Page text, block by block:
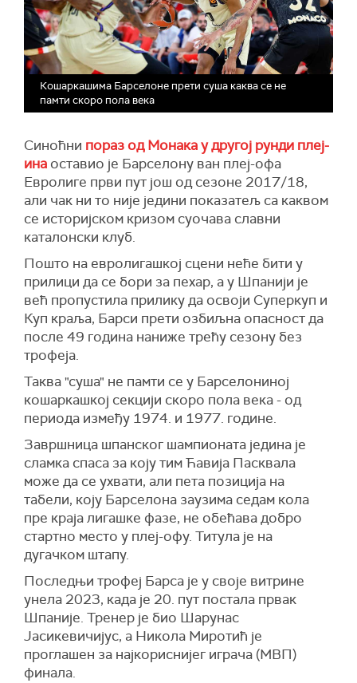
Кошаркашима Барселоне прети суша каква се не
памти скоро пола века
Синоћни пораз од Монака у другој рунди плеј-
ина оставио је Барселону ван плеј-офа
Евролиге први пут још од сезоне 2017/18,
али чак ни то није једини показатељ са каквом
се историјском кризом суочава славни
каталонски клуб.
Пошто на евролигашкој сцени неће бити у
прилици да се бори за пехар, а у Шпанији је
већ пропустила прилику да освоји Суперкуп и
Куп краља, Барси прети озбиљна опасност да
после 49 година наниже трећу сезону без
трофеја.
Таква "суша" не памти се у Барселониној
кошаркашкој секцији скоро пола века - од
периода између 1974. и 1977. године.
Завршница шпанског шампионата једина је
сламка спаса за коју тим Ћавија Пасквала
може да се ухвати, али пета позиција на
табели, коју Барселона заузима седам кола
пре краја лигашке фазе, не обећава добро
стартно место у плеј-офу. Титула је на
дугачком штапу.
Последњи трофеј Барса је у своје витрине
унела 2023, када је 20. пут постала првак
Шпаније. Тренер је био Шарунас
Јасикевичијус, а Никола Миротић је
проглашен за најкориснијег играча (МВП)
финала.